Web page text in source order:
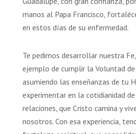
manos al Papa Francisco,
en estos días de su enfermedad.
Te pedimos desarrollar nuestra
ejemplo de cumplir la Voluntad de
asumiendo las enseñanzas de tu
experimentar en la cotidianidad
relaciones, que Cristo camina y
nosotros. Con esa experiencia,